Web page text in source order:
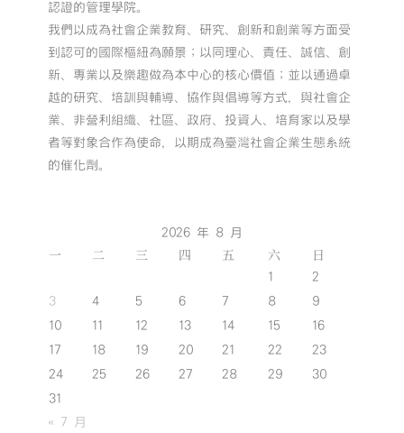
認證的管理學院。
我們以成為社會企業教育、研究、創新和創業等方面受
到認可的國際樞紐為願景；以同理心、責任、誠信、創
新、專業以及樂趣做為本中心的核心價值；並以通過卓
越的研究、培訓與輔導、協作與倡導等方式，與社會企
業、非營利組織、社區、政府、投資人、培育家以及學
者等對象合作為使命，以期成為臺灣社會企業生態系統
的催化劑。
2026 年 8 月
一 二 三 四 五 六 日
1
2
3
4 5 6 7 8
9
10
11 12 13 14 15
16
17
18 19 20 21 22
23
24
25 26 27 28 29
30
31
« 7 月